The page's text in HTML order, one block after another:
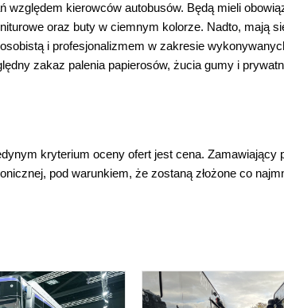
względem kierowców autobusów. Będą mieli
oraz buty w ciemnym kolorze. Nadto, mają
i profesjonalizmem w zakresie
zakaz palenia papierosów, żucia gumy i
kryterium oceny ofert jest cena. Zamawiający
pod warunkiem, że zostaną złożone co